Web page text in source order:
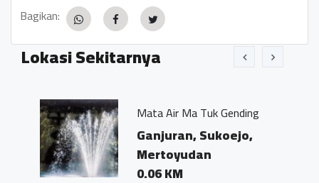
Bagikan:
Lokasi Sekitarnya
Mata Air Ma Tuk Gending
Ganjuran, Sukoejo,
Mertoyudan
0.06 KM